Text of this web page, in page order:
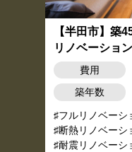
【半田市】築
リノベーション
費用
築年数
フルリノベーシ
断熱リノベーシ
耐震リノベーシ